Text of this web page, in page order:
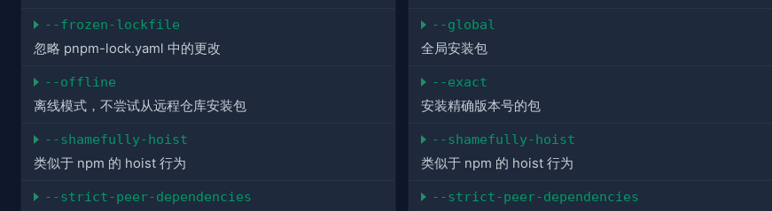
--frozen-lockfile
忽略 pnpm-lock.yaml 中的更改
--offline
离线模式，不尝试从远程仓库安装包
--shamefully-hoist
类似于 npm 的 hoist 行为
--strict-peer-dependencies
--global
全局安装包
--exact
安装精确版本号的包
--shamefully-hoist
类似于 npm 的 hoist 行为
--strict-peer-dependencies